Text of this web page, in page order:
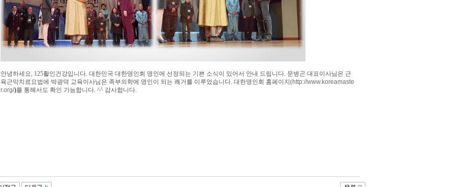
안녕하세요, 125활인건강입니다. 대한민국 대한명인회 명인에 선정되는 기쁜 소식이 있어서 안내 드립니다. 문병곤 대표이사님은 근
육근막치료요법에 박광덕 교육이사님은 족부의학에 명인이 되는 쾌거를 이루었습니다. 대한명인회 홈페이지(http://www.koreamaste
r.org/)를 통해서도 확인 가능합니다. ^^ 감사합니다.